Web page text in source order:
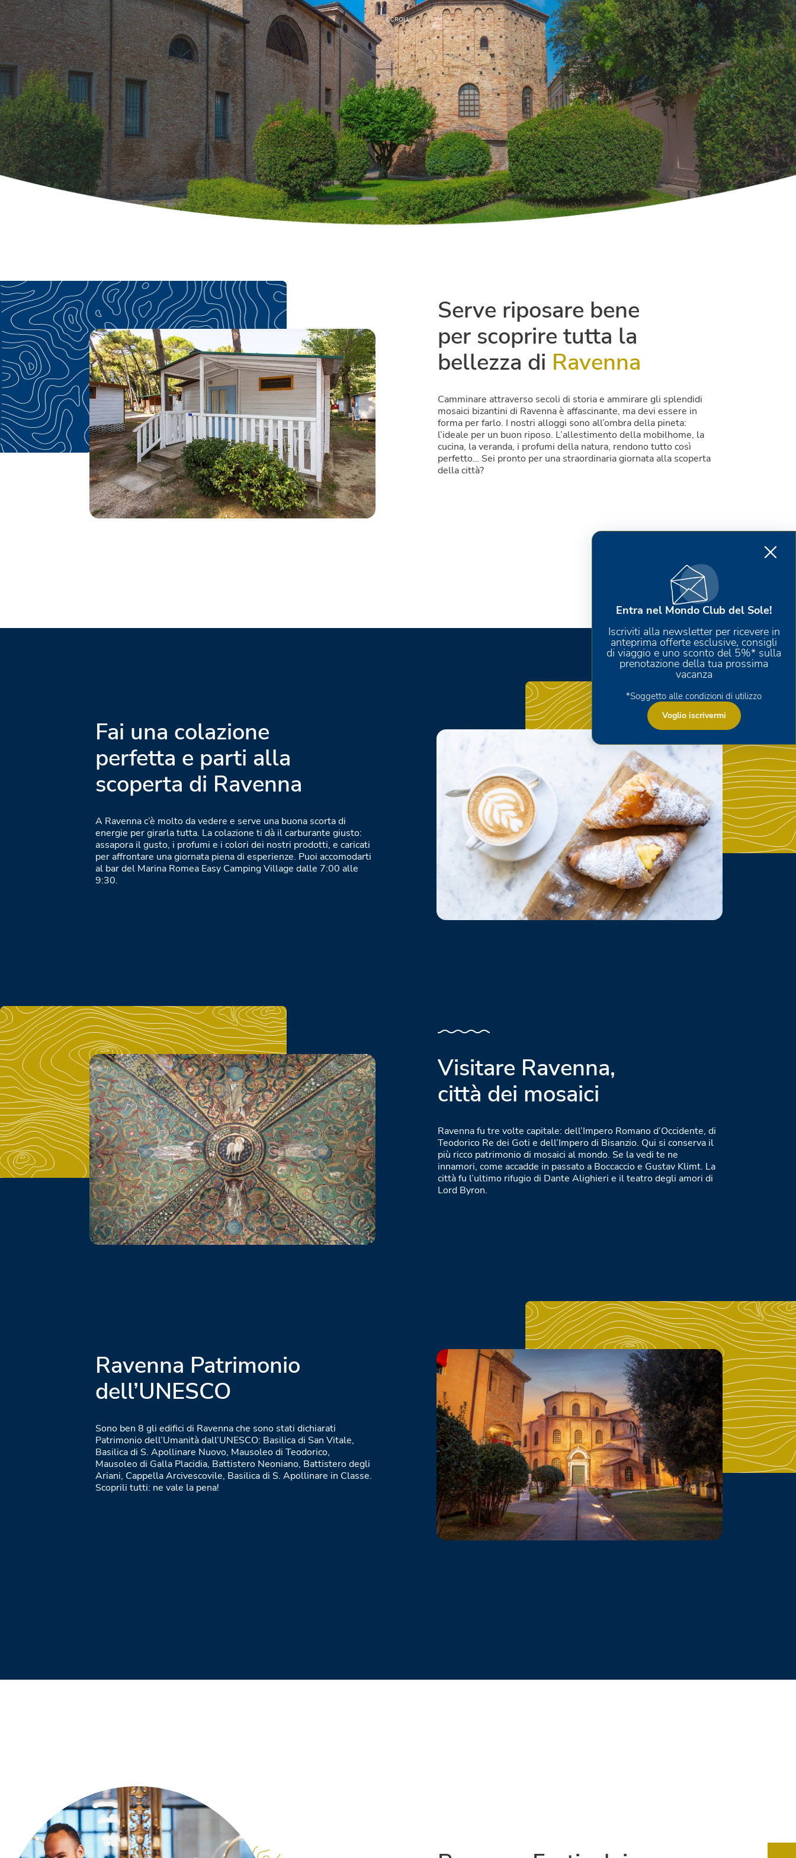
SCROLL
Serve riposare bene
per scoprire tutta la
bellezza di Ravenna
Camminare attraverso secoli di storia e ammirare gli splendidi
mosaici bizantini di Ravenna è affascinante, ma devi essere in
forma per farlo. I nostri alloggi sono all’ombra della pineta:
l’ideale per un buon riposo. L’allestimento della mobilhome, la
cucina, la veranda, i profumi della natura, rendono tutto così
perfetto… Sei pronto per una straordinaria giornata alla scoperta
della città?
Fai una colazione
perfetta e parti alla
scoperta di Ravenna
A Ravenna c’è molto da vedere e serve una buona scorta di
energie per girarla tutta. La colazione ti dà il carburante giusto:
assapora il gusto, i profumi e i colori dei nostri prodotti, e caricati
per affrontare una giornata piena di esperienze. Puoi accomodarti
al bar del Marina Romea Easy Camping Village dalle 7:00 alle
9:30.
Visitare Ravenna,
città dei mosaici
Ravenna fu tre volte capitale: dell’Impero Romano d’Occidente, di
Teodorico Re dei Goti e dell’Impero di Bisanzio. Qui si conserva il
più ricco patrimonio di mosaici al mondo. Se la vedi te ne
innamori, come accadde in passato a Boccaccio e Gustav Klimt. La
città fu l’ultimo rifugio di Dante Alighieri e il teatro degli amori di
Lord Byron.
Ravenna Patrimonio
dell’UNESCO
Sono ben 8 gli edifici di Ravenna che sono stati dichiarati
Patrimonio dell’Umanità dall’UNESCO: Basilica di San Vitale,
Basilica di S. Apollinare Nuovo, Mausoleo di Teodorico,
Mausoleo di Galla Placidia, Battistero Neoniano, Battistero degli
Ariani, Cappella Arcivescovile, Basilica di S. Apollinare in Classe.
Scoprili tutti: ne vale la pena!
Entra nel Mondo Club del Sole!
Iscriviti alla newsletter per ricevere in
anteprima offerte esclusive, consigli
di viaggio e uno sconto del 5%* sulla
prenotazione della tua prossima
vacanza
*Soggetto alle condizioni di utilizzo
Voglio iscrivermi